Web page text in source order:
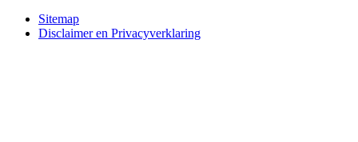
Bottom
Sitemap
Disclaimer en Privacyverklaring